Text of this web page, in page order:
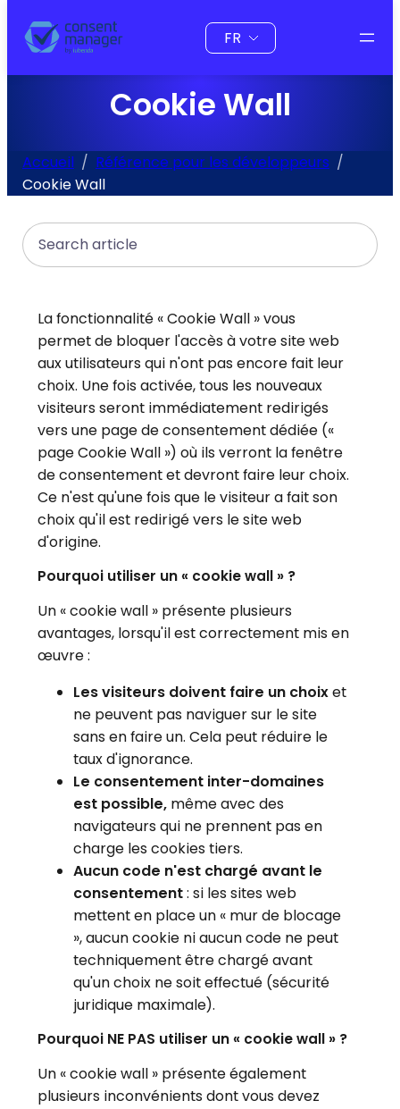
contenu
Choisir
une
langue
Cookie Wall
Accueil
Référence pour les développeurs
Cookie Wall
Search
La fonctionnalité « Cookie Wall » vous
permet de bloquer l'accès à votre site web
aux utilisateurs qui n'ont pas encore fait leur
choix. Une fois activée, tous les nouveaux
visiteurs seront immédiatement redirigés
vers une page de consentement dédiée («
page Cookie Wall ») où ils verront la fenêtre
de consentement et devront faire leur choix.
Ce n'est qu'une fois que le visiteur a fait son
choix qu'il est redirigé vers le site web
d'origine.
Pourquoi utiliser un « cookie wall » ?
Un « cookie wall » présente plusieurs
avantages, lorsqu'il est correctement mis en
œuvre :
Les visiteurs doivent faire un choixet
ne peuvent pas naviguer sur le site
sans en faire un. Cela peut réduire le
taux d'ignorance.
Le consentement inter-domaines
est possible,même avec des
navigateurs qui ne prennent pas en
charge les cookies tiers.
Aucun code n'est chargé avant le
consentement: si les sites web
mettent en place un « mur de blocage
», aucun cookie ni aucun code ne peut
techniquement être chargé avant
qu'un choix ne soit effectué (sécurité
juridique maximale).
Pourquoi NE PAS utiliser un « cookie wall » ?
Un « cookie wall » présente également
plusieurs inconvénients dont vous devez